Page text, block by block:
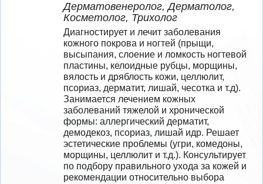
Дерматовенеролог, Дерматолог,
Косметолог, Трихолог
Диагностирует и лечит заболевания
кожного покрова и ногтей (прыщи,
высыпания, слоение и ломкость ногтевой
пластины, келоидные рубцы, морщины,
вялость и дряблость кожи, целлюлит,
псориаз, дерматит, лишай, чесотка и т.д).
Занимается лечением кожных
заболеваний тяжелой и хронической
формы: аллергический дерматит,
демодекоз, псориаз, лишай идр. Решает
эстетические проблемы (угри, комедоны,
морщины, целлюлит и т.д.). Консультирует
по подбору правильного ухода за кожей и
рекомендации относительно выбора